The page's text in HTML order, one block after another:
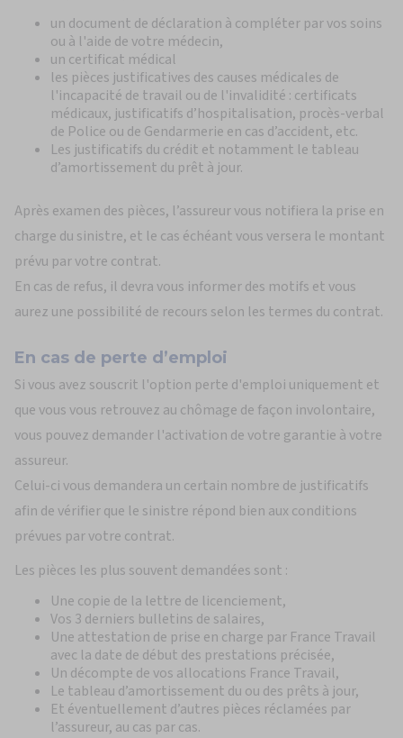
un document de déclaration à compléter par vos soins
ou à l'aide de votre médecin,
un certificat médical
les pièces justificatives des causes médicales de
l'incapacité de travail ou de l'invalidité : certificats
médicaux, justificatifs d’hospitalisation, procès-verbal
de Police ou de Gendarmerie en cas d’accident, etc.
Les justificatifs du crédit et notamment le tableau
d’amortissement du prêt à jour.
Après examen des pièces, l’assureur vous notifiera la prise en
charge du sinistre, et le cas échéant vous versera le montant
prévu par votre contrat.
En cas de refus, il devra vous informer des motifs et vous
aurez une possibilité de recours selon les termes du contrat.
En cas de perte d’emploi
Si vous avez souscrit l'option perte d'emploi uniquement et
que vous vous retrouvez au chômage de façon involontaire,
vous pouvez demander l'activation de votre garantie à votre
assureur.
Celui-ci vous demandera un certain nombre de justificatifs
afin de vérifier que le sinistre répond bien aux conditions
prévues par votre contrat.
Les pièces les plus souvent demandées sont :
Une copie de la lettre de licenciement,
Vos 3 derniers bulletins de salaires,
Une attestation de prise en charge par France Travail
avec la date de début des prestations précisée,
Un décompte de vos allocations France Travail,
Le tableau d’amortissement du ou des prêts à jour,
Et éventuellement d’autres pièces réclamées par
l’assureur, au cas par cas.